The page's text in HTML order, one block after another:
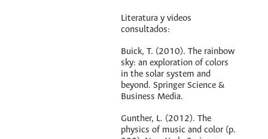
Literatura y videos
consultados:
Buick, T. (2010). The rainbow
sky: an exploration of colors
in the solar system and
beyond. Springer Science &
Business Media.
Gunther, L. (2012). The
physics of music and color (p.